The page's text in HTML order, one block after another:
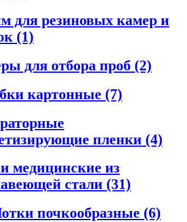
для резиновых камер и
(1)
для отбора проб (2)
картонные (7)
пленки (4)
медицинские из
стали (31)
почкообразные (6)